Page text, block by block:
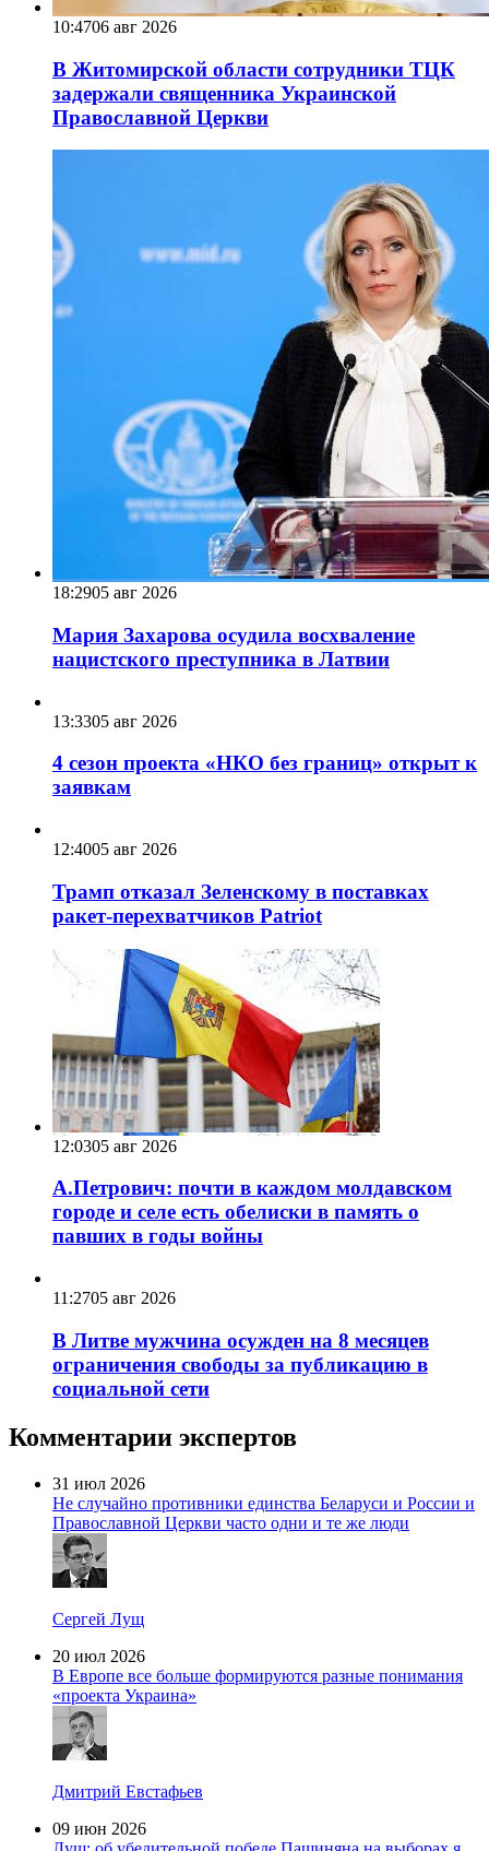
10:4706 авг 2026
В Житомирской области сотрудники ТЦК
задержали священника Украинской
Православной Церкви
18:2905 авг 2026
Мария Захарова осудила восхваление
нацистского преступника в Латвии
13:3305 авг 2026
4 сезон проекта «НКО без границ» открыт к
заявкам
12:4005 авг 2026
Трамп отказал Зеленскому в поставках
ракет-перехватчиков Patriot
12:0305 авг 2026
А.Петрович: почти в каждом молдавском
городе и селе есть обелиски в память о
павших в годы войны
11:2705 авг 2026
В Литве мужчина осужден на 8 месяцев
ограничения свободы за публикацию в
социальной сети
Комментарии экспертов
31 июл 2026
Не случайно противники единства Беларуси и России и
Православной Церкви часто одни и те же люди
Сергей Лущ
20 июл 2026
В Европе все больше формируются разные понимания
«проекта Украина»
Дмитрий Евстафьев
09 июн 2026